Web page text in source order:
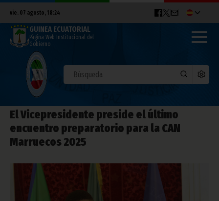
vie. 07 agosto, 18:24
GUINEA ECUATORIAL
Página Web Institucional del
Gobierno
El Vicepresidente preside el último
encuentro preparatorio para la CAN
Marruecos 2025